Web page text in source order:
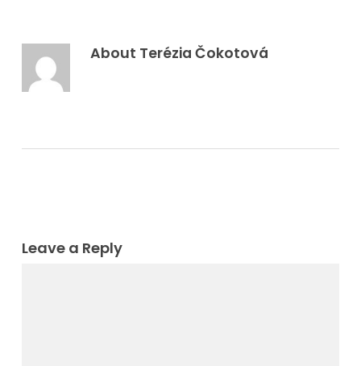
About Terézia Čokotová
Leave a Reply